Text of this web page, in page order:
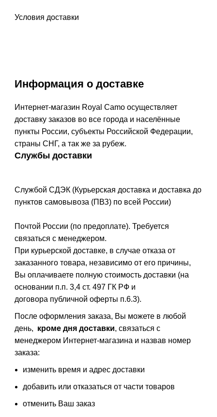
Условия доставки
Информация о доставке
Интернет-магазин Royal Camo осуществляет
доставку заказов во все города и населённые
пункты России, субъекты Российской Федерации,
страны СНГ, а так же за рубеж.
Службы доставки
Службой СДЭК (Курьерская доставка и доставка до
пунктов самовывоза (ПВЗ) по всей России)
Почтой России (по предоплате). Требуется
связаться с менеджером.
При курьерской доставке, в случае отказа от
заказанного товара, независимо от его причины,
Вы оплачиваете полную стоимость доставки (на
основании п.п. 3,4 ст. 497 ГК РФ и
договора публичной оферты п.6.3).
После оформления заказа, Вы можете в любой
день, кроме дня доставки, связаться с
менеджером Интернет-магазина и назвав номер
заказа:
изменить время и адрес доставки
добавить или отказаться от части товаров
отменить Ваш заказ